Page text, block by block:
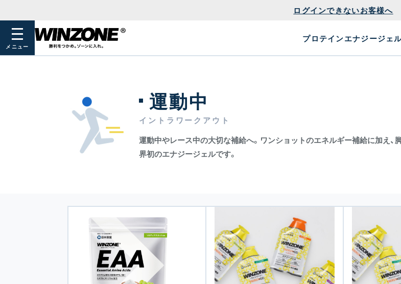
ログインできないお客様へ
メニュー
プロテインエナジージェ
運動中
イントラワークアウト
運動中やレース中の大切な補給へ。ワンショットのエネルギー補給に加え
界初のエナジージェルです。